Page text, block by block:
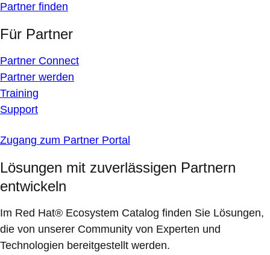
Partner finden
Für Partner
Partner Connect
Partner werden
Training
Support
Zugang zum Partner Portal
Lösungen mit zuverlässigen Partnern
entwickeln
Im Red Hat® Ecosystem Catalog finden Sie Lösungen,
die von unserer Community von Experten und
Technologien bereitgestellt werden.